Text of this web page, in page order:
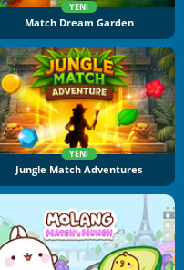
YENI
Match Dream Garden
YENI
Jungle Match Adventures